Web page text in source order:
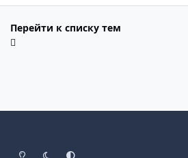
Перейти к списку тем
Светлый режим
Тёмный режим
Системные настройки